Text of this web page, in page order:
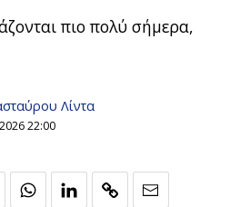
πιο πολύ σήμερα,
Λίντα
22:00